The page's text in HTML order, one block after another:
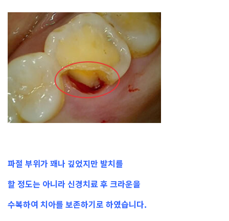
파절 부위가 꽤나 깊었지만 발치를
할 정도는 아니라 신경치료 후 크라운을
수복하여 치아를 보존하기로 하였습니다.